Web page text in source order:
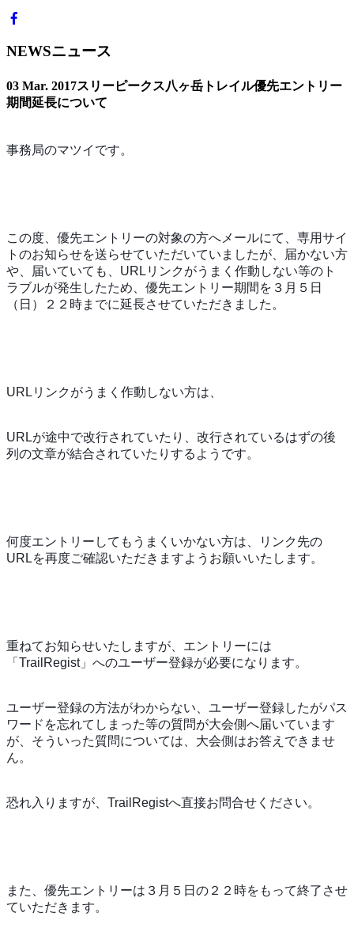
NEWSニュース
03 Mar. 2017スリーピークス八ヶ岳トレイル優先エントリー
期間延長について
事務局のマツイです。
この度、優先エントリーの対象の方へメールにて、専用サイ
トのお知らせを送らせていただいていましたが、届かない方
や、届いていても、URLリンクがうまく作動しない等のト
ラブルが発生したため、優先エントリー期間を３月５日
（日）２２時までに延長させていただきました。
URLリンクがうまく作動しない方は、
URLが途中で改行されていたり、改行されているはずの後
列の文章が結合されていたりするようです。
何度エントリーしてもうまくいかない方は、リンク先の
URLを再度ご確認いただきますようお願いいたします。
重ねてお知らせいたしますが、エントリーには
「TrailRegist」へのユーザー登録が必要になります。
ユーザー登録の方法がわからない、ユーザー登録したがパス
ワードを忘れてしまった等の質問が大会側へ届いています
が、そういった質問については、大会側はお答えできませ
ん。
恐れ入りますが、TrailRegistへ直接お問合せください。
また、優先エントリーは３月５日の２２時をもって終了させ
ていただきます。